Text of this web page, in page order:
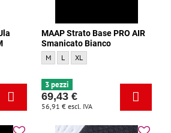
26 TEAM Viola/Bianco - Dimensione:
WORLDTOUR 26 TEAM Viola/Bianco - Dimensione:
MAAP Strato Base PRO AIR
Smanicato Bianco
MAAP Strato Base PRO AIR Smanicato
M MAAP Strato Base PRO AIR
L MAAP Strato Base PRO AIR
XL
3 pezzi
69,43 €
56,91 € escl. IVA